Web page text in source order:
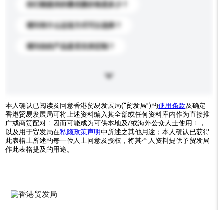
你们能提供的最优惠价格是多少？
请问有什么运送方式可以选择？
请问你的产品是否支持定制？
本人确认已阅读及同意香港贸易发展局(“贸发局”)的使用条款及确定
香港贸易发展局可将上述资料编入其全部或任何资料库内作为直接推
广或商贸配对﹝因而可能成为可供本地及/或海外公众人士使用﹞，
以及用于贸发局在私隐政策声明中所述之其他用途；本人确认已获得
此表格上所述的每一位人士同意及授权，将其个人资料提供予贸发局
作此表格提及的用途。